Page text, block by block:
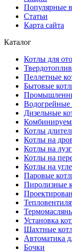
Популярные
Статьи
Карта сайта
Каталог
Котлы для
Пеллетные
Бытовые
Водогрейные
Дизельные
Котлы
Котлы на
Котлы на
Котлы на
Котлы на угле
Паровые
Пиролизные
Установка
Шахтные
Автоматика
Бочки